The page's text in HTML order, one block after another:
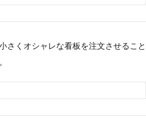
さくオシャレな看板を注文させること